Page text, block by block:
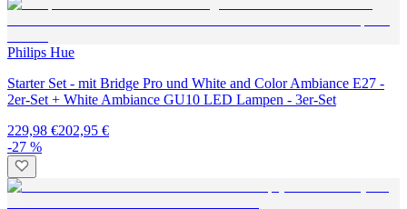
Philips Hue
Starter Set - mit Bridge Pro und White and Color Ambiance E27 -
2er-Set + White Ambiance GU10 LED Lampen - 3er-Set
229,98 €202,95 €
-27 %